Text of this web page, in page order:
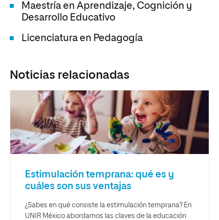
Maestría en Aprendizaje, Cognición y
Desarrollo Educativo
Licenciatura en Pedagogía
Noticias relacionadas
Estimulación temprana: qué es y
cuáles son sus ventajas
¿Sabes en qué consiste la estimulación temprana? En
UNIR México abordamos las claves de la educación